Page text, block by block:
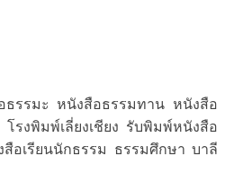
ธรรมะ หนังสือธรรมทาน หนังสือ
รงพิมพ์เลี่ยงเชียง รับพิมพ์หนังสือ
อเรียนนักธรรม ธรรมศึกษา บาลี